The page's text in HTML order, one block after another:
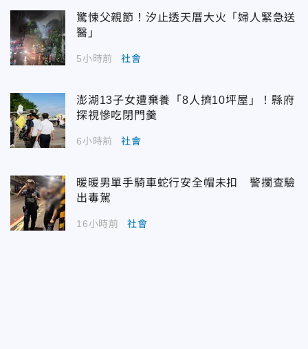
驚悚父親節！汐止透天厝大火「婦人緊急送
醫」
5小時前 社會
澎湖13子女遭棄養「8人擠10坪屋」！縣府
探視慘吃閉門羹
6小時前 社會
暖暖男單手騎車蛇行安全帽未扣 警攔查驗
出毒駕
16小時前 社會